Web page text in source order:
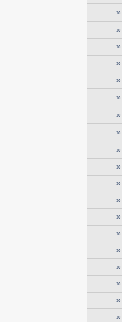
»
»
»
»
»
»
»
»
»
»
»
»
»
»
»
»
»
»
»